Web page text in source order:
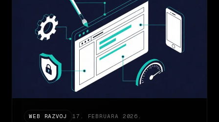
WEB RAZVOJ 17. FEBRUARA 2026.